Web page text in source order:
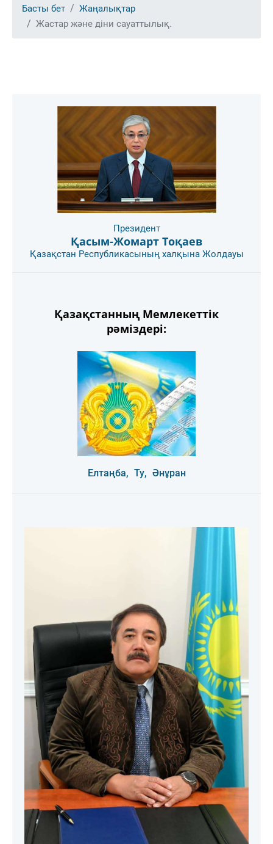
Басты бет
Жаңалықтар
Жастар және діни сауаттылық.
Президент
Қасым-Жомарт Тоқаев
Қазақстан Республикасының халқына Жолдауы
Қазақстанның Мемлекеттік
рәміздері:
Елтаңба, Ту, Әнұран